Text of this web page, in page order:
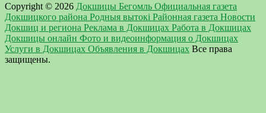
Copyright © 2026 Докшицы Бегомль Официальная газета
Докшицкого района Родныя вытокi Районная газета Новости
Докшиц и региона Реклама в Докшицах Работа в Докшицах
Докшицы онлайн Фото и видеоинформация о Докшицах
Услуги в Докшицах Объявления в Докшицах Все права
защищены.